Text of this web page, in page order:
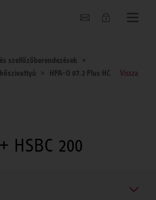
szellőzőberendezések
HPA-O 07.2 Plus HC
Vissza
HSBC 200